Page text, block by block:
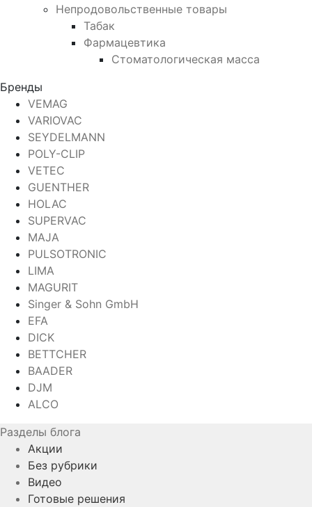
Непродовольственные товары
Табак
Фармацевтика
Стоматологическая масса
Бренды
VEMAG
VARIOVAC
SEYDELMANN
POLY-CLIP
VETEC
GUENTHER
HOLAC
SUPERVAC
MAJA
PULSOTRONIC
LIMA
MAGURIT
Singer & Sohn GmbH
EFA
DICK
BETTCHER
BAADER
DJM
ALCO
Разделы блога
Акции
Без рубрики
Видео
Готовые решения